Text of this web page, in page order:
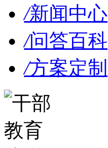
/新闻中心
/问答百科
/方案定制